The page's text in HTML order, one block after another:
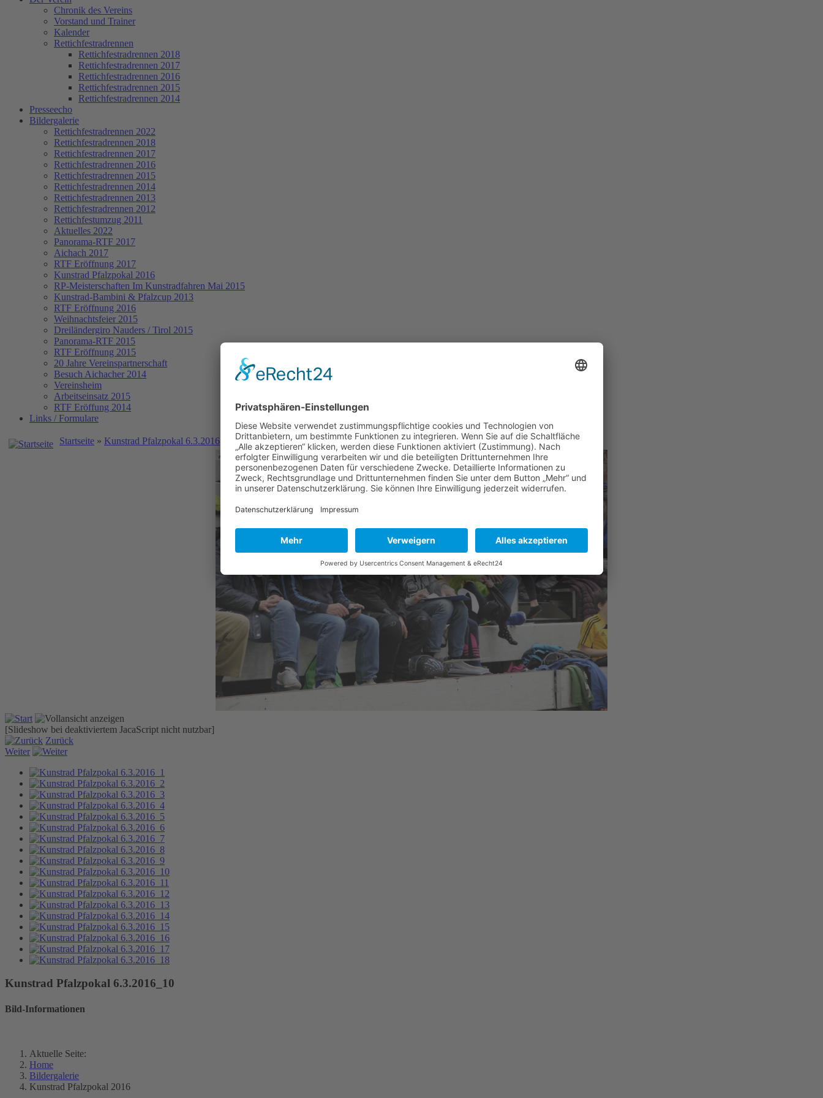
Chronik des Vereins
Vorstand und Trainer
Kalender
Rettichfestradrennen
Rettichfestradrennen 2018
Rettichfestradrennen 2017
Rettichfestradrennen 2016
Rettichfestradrennen 2015
Rettichfestradrennen 2014
Presseecho
Bildergalerie
Rettichfestradrennen 2022
Rettichfestradrennen 2018
Rettichfestradrennen 2017
Rettichfestradrennen 2016
Rettichfestradrennen 2015
Rettichfestradrennen 2014
Rettichfestradrennen 2013
Rettichfestradrennen 2012
Rettichfestumzug 2011
Aktuelles 2022
Panorama-RTF 2017
Aichach 2017
RTF Eröffnung 2017
Kunstrad Pfalzpokal 2016
RP-Meisterschaften Im Kunstradfahren Mai 2015
Kunstrad-Bambini & Pfalzcup 2013
RTF Eröffnung 2016
Weihnachtsfeier 2015
Dreiländergiro Nauders / Tirol 2015
Panorama-RTF 2015
RTF Eröffnung 2015
20 Jahre Vereinspartnerschaft
Besuch Aichacher 2014
Vereinsheim
Arbeitseinsatz 2015
RTF Eröffung 2014
Links / Formulare
Startseite » Kunstrad Pfalzpokal 6.3.2016 » Kunstrad Pfalzpokal 6.3.2016_10
[Slideshow bei deaktiviertem JacaScript nicht nutzbar]
Zurück
Weiter
Kunstrad Pfalzpokal 6.3.2016_10
Bild-Informationen
Aktuelle Seite:
Home
Bildergalerie
Kunstrad Pfalzpokal 2016